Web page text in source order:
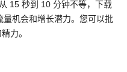
15 秒到 10 分钟不等，下载
机会和增长潜力。您可以批
力。